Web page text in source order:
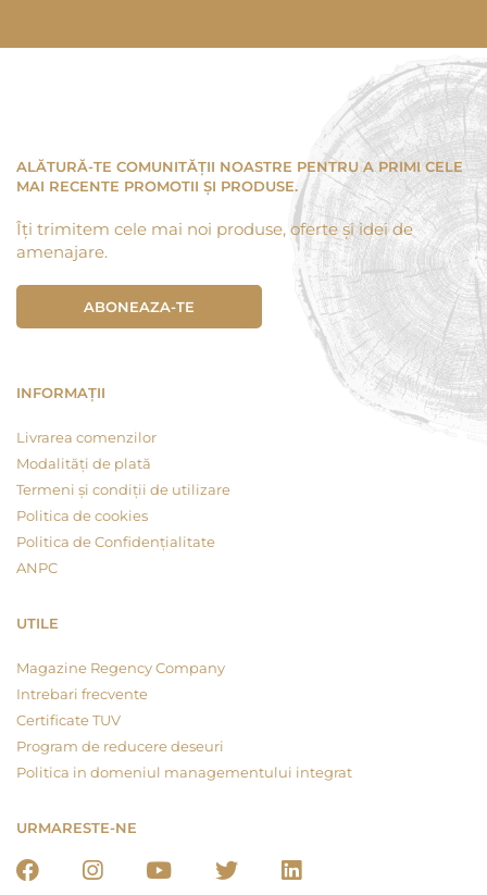
ALĂTURĂ-TE COMUNITĂȚII NOASTRE PENTRU A PRIMI CELE
MAI RECENTE PROMOTII ȘI PRODUSE.
Îți trimitem cele mai noi produse, oferte și idei de
amenajare.
ABONEAZA-TE
INFORMAȚII
Livrarea comenzilor
Modalități de plată
Termeni și condiții de utilizare
Politica de cookies
Politica de Confidențialitate
ANPC
UTILE
Magazine Regency Company
Intrebari frecvente
Certificate TUV
Program de reducere deseuri
Politica in domeniul managementului integrat
URMARESTE-NE